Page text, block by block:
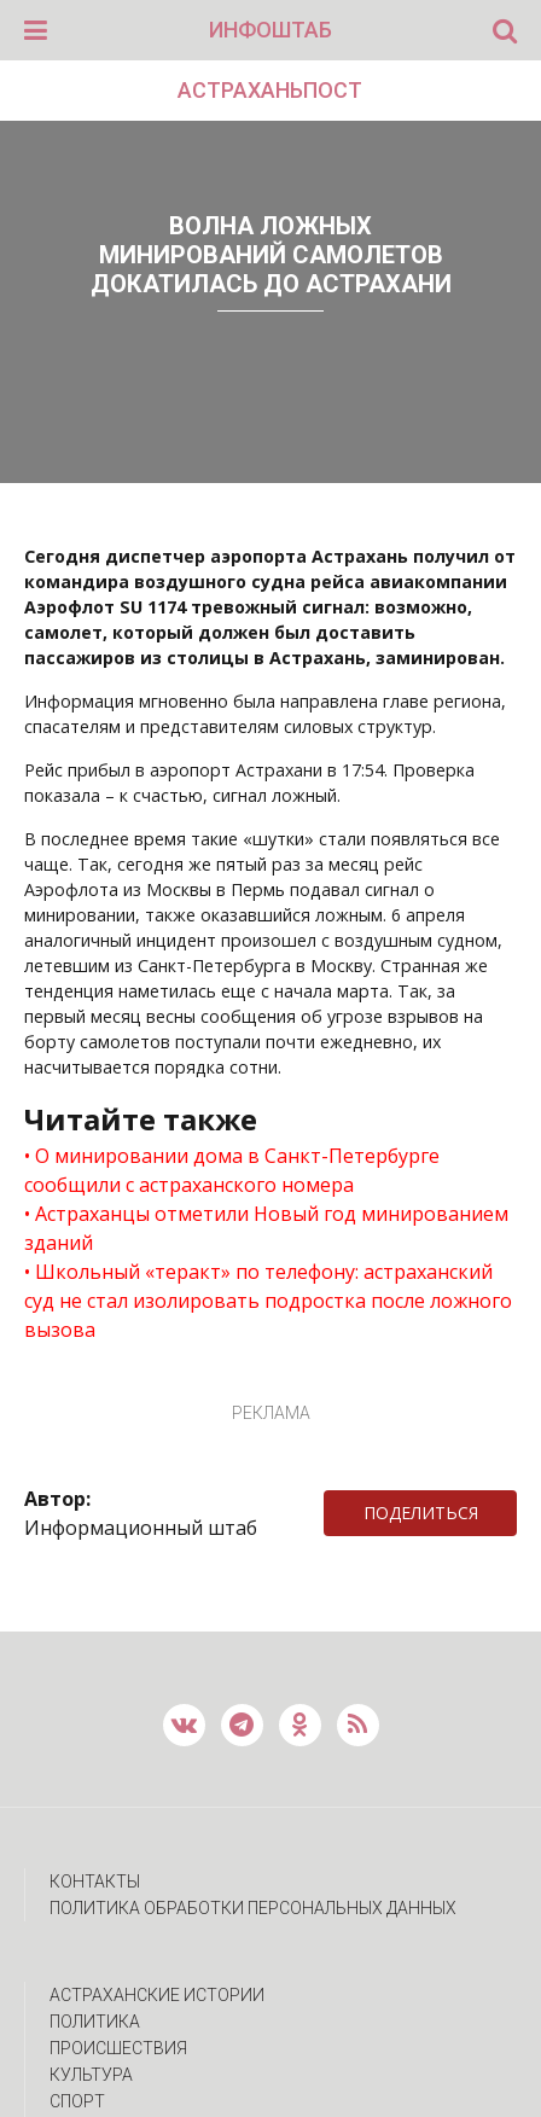
ИНФОШТАБ
АСТРАХАНЬПОСТ
ВОЛНА ЛОЖНЫХ
МИНИРОВАНИЙ САМОЛЕТОВ
ДОКАТИЛАСЬ ДО АСТРАХАНИ
Сегодня диспетчер аэропорта Астрахань получил от
командира воздушного судна рейса авиакомпании
Аэрофлот SU 1174 тревожный сигнал: возможно,
самолет, который должен был доставить
пассажиров из столицы в Астрахань, заминирован.
Информация мгновенно была направлена главе региона,
спасателям и представителям силовых структур.
Рейс прибыл в аэропорт Астрахани в 17:54. Проверка
показала – к счастью, сигнал ложный.
В последнее время такие «шутки» стали появляться все
чаще. Так, сегодня же пятый раз за месяц рейс
Аэрофлота из Москвы в Пермь подавал сигнал о
минировании, также оказавшийся ложным. 6 апреля
аналогичный инцидент произошел с воздушным судном,
летевшим из Санкт-Петербурга в Москву. Странная же
тенденция наметилась еще с начала марта. Так, за
первый месяц весны сообщения об угрозе взрывов на
борту самолетов поступали почти ежедневно, их
насчитывается порядка сотни.
Читайте также
О минировании дома в Санкт-Петербурге
сообщили с астраханского номера
Астраханцы отметили Новый год минированием
зданий
Школьный «теракт» по телефону: астраханский
суд не стал изолировать подростка после ложного
вызова
РЕКЛАМА
Автор:
Информационный штаб
ПОДЕЛИТЬСЯ
КОНТАКТЫ
ПОЛИТИКА ОБРАБОТКИ ПЕРСОНАЛЬНЫХ ДАННЫХ
АСТРАХАНСКИЕ ИСТОРИИ
ПОЛИТИКА
ПРОИСШЕСТВИЯ
КУЛЬТУРА
СПОРТ